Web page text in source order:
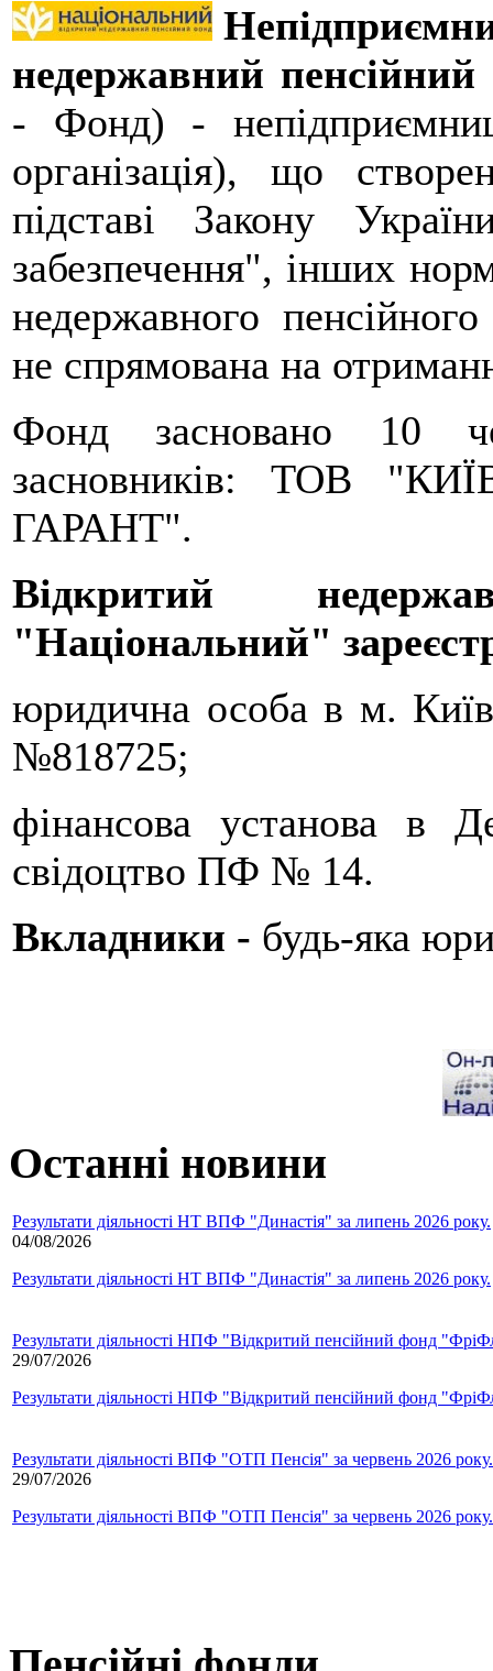
недержавний
- Фонд) -
організація), що
підставі Закону
забезпечення", інших
недержавного пенсійного
не спрямована на
Фонд засновано 10
засновників: ТОВ
ГАРАНТ".
Відкритий
"Національний"
юридична особа в м.
№818725;
фінансова установа в
свідоцтво ПФ № 14.
Вкладники - будь-яка
Останні новини
Результати діяльності НТ ВПФ "Династія" за липень 2026 року.
04/08/2026
Результати діяльності НТ ВПФ "Династія" за липень 2026 року.
Результати діяльності НПФ "Відкритий пенсійний фонд
29/07/2026
Результати діяльності НПФ "Відкритий пенсійний фонд
Результати діяльності ВПФ "ОТП Пенсія" за червень 2026 року.
29/07/2026
Результати діяльності ВПФ "ОТП Пенсія" за червень 2026 року.